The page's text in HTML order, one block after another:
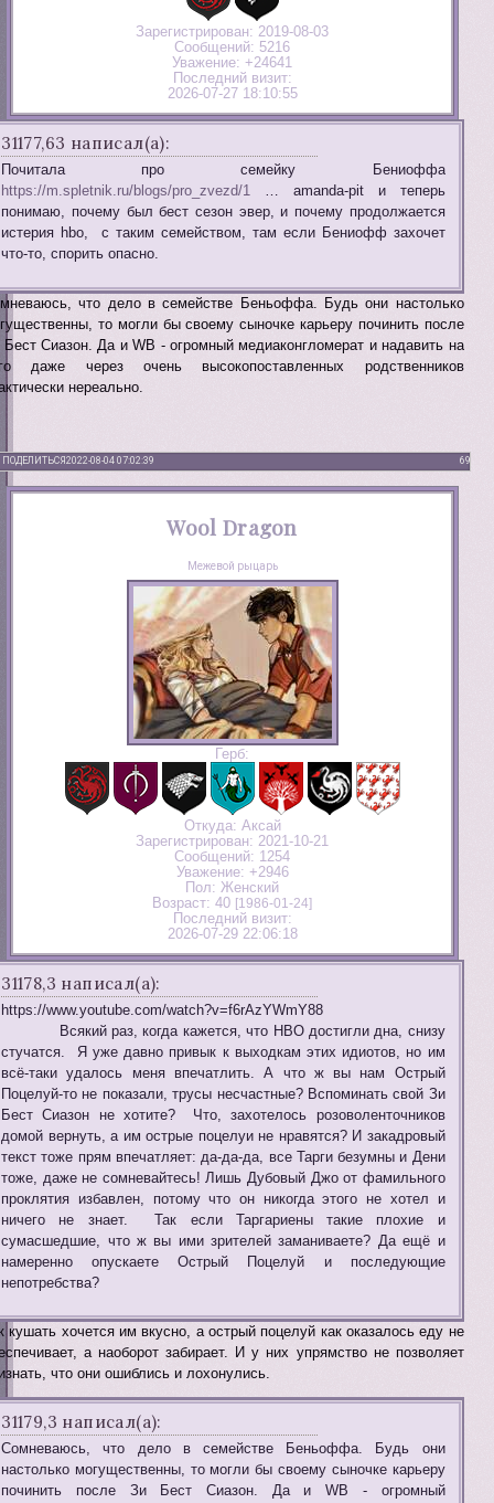
Зарегистрирован: 2019-08-03
Сообщений: 5216
Уважение: +24641
Последний визит:
2026-07-27 18:10:55
31177,63 написал(а):
Почитала про семейку Бениоффа
https://m.spletnik.ru/blogs/pro_zvezd/1 … amanda-pit и теперь
понимаю, почему был бест сезон эвер, и почему продолжается
истерия hbo, с таким семейством, там если Бениофф захочет
что-то, спорить опасно.
что дело в семействе Беньоффа. Будь они настолько
то могли бы своему сыночке карьеру починить после
Бест Сиазон. Да и WB - огромный медиаконгломерат и надавить на
даже через очень высокопоставленных родственников
нереально.
ПОДЕЛИТЬСЯ 69
2022-08-04 07:02:39
Wool Dragon
Межевой рыцарь
Герб:
Откуда: Аксай
Зарегистрирован: 2021-10-21
Сообщений: 1254
Уважение: +2946
Пол: Женский
Возраст: 40 [1986-01-24]
Последний визит:
2026-07-29 22:06:18
31178,3 написал(а):
https://www.youtube.com/watch?v=f6rAzYWmY88
Всякий раз, когда кажется, что НВО достигли дна, снизу
стучатся. Я уже давно привык к выходкам этих идиотов, но им
всё-таки удалось меня впечатлить. А что ж вы нам Острый
Поцелуй-то не показали, трусы несчастные? Вспоминать свой Зи
Бест Сиазон не хотите? Что, захотелось розоволенточников
домой вернуть, а им острые поцелуи не нравятся? И закадровый
текст тоже прям впечатляет: да-да-да, все Тарги безумны и Дени
тоже, даже не сомневайтесь! Лишь Дубовый Джо от фамильного
проклятия избавлен, потому что он никогда этого не хотел и
ничего не знает. Так если Таргариены такие плохие и
сумасшедшие, что ж вы ими зрителей заманиваете? Да ещё и
намеренно опускаете Острый Поцелуй и последующие
непотребства?
кушать хочется им вкусно, а острый поцелуй как оказалось еду не
а наоборот забирает. И у них упрямство не позволяет
что они ошиблись и лохонулись.
31179,3 написал(а):
Сомневаюсь, что дело в семействе Беньоффа. Будь они
настолько могущественны, то могли бы своему сыночке карьеру
починить после Зи Бест Сиазон. Да и WB - огромный